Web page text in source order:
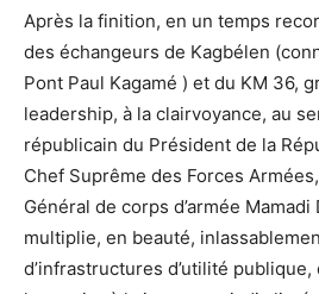
Après la finition, en un temps
des échangeurs de Kagbélen
Pont Paul Kagamé ) et du KM 36,
leadership, à la clairvoyance, au
républicain du Président de la
Chef Suprême des Forces
Général de corps d’armée
multiplie, en beauté,
d’infrastructures d’utilité